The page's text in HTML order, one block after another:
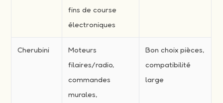
fins de course
électroniques
Cherubini
Moteurs
filaires/radio,
commandes
murales,
Bon choix pièces,
compatibilité
large